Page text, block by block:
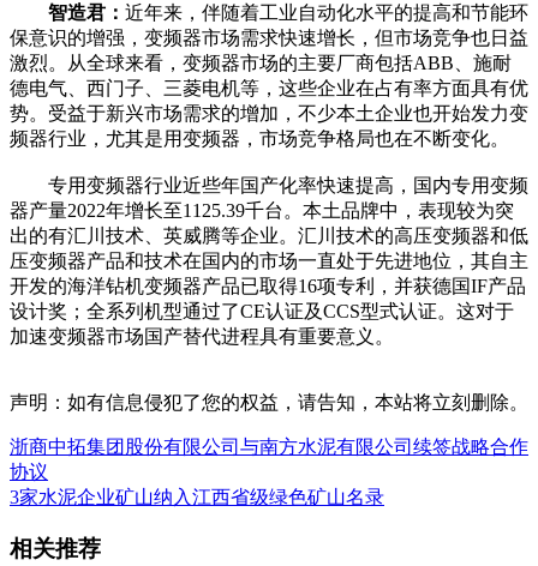
智造君： 近年来，伴随着工业自动化水平的提高和节能环
保意识的增强，变频器市场需求快速增长，但市场竞争也日益
激烈。从全球来看，变频器市场的主要厂商包括ABB、施耐
德电气、西门子、三菱电机等，这些企业在占有率方面具有优
势。受益于新兴市场需求的增加，不少本土企业也开始发力变
频器行业，尤其是用变频器，市场竞争格局也在不断变化。
专用变频器行业近些年国产化率快速提高，国内专用变频
器产量2022年增长至1125.39千台。本土品牌中，表现较为突
出的有汇川技术、英威腾等企业。汇川技术的高压变频器和低
压变频器产品和技术在国内的市场一直处于先进地位，其自主
开发的海洋钻机变频器产品已取得16项专利，并获德国IF产品
设计奖；全系列机型通过了CE认证及CCS型式认证。这对于
加速变频器市场国产替代进程具有重要意义。
声明：如有信息侵犯了您的权益，请告知，本站将立刻删除。
浙商中拓集团股份有限公司与南方水泥有限公司续签战略合作
协议
3家水泥企业矿山纳入江西省级绿色矿山名录
相关推荐